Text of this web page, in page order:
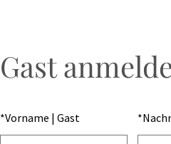
Gast
*Vorname | Gast *